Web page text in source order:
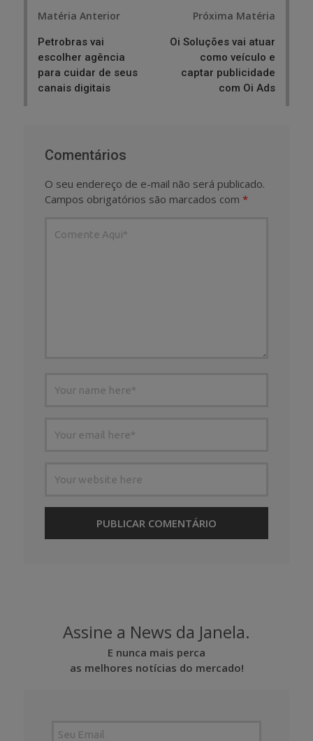
Matéria Anterior
Petrobras vai
escolher agência
para cuidar de seus
canais digitais
Próxima Matéria
Oi Soluções vai atuar
como veículo e
captar publicidade
com Oi Ads
Comentários
O seu endereço de e-mail não será publicado.
Campos obrigatórios são marcados com *
Assine a News da Janela.
E nunca mais perca
as melhores notícias do mercado!